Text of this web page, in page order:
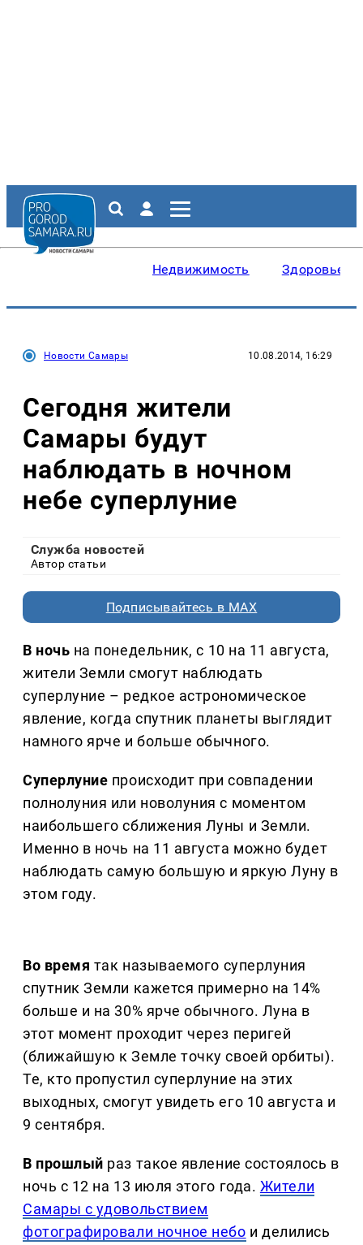
Недвижимость Здоровье
Новости Самары 10.08.2014, 16:29
Сегодня жители
Самары будут
наблюдать в ночном
небе суперлуние
Служба новостей
Автор статьи
Подписывайтесь в MAX
В ночь на понедельник, с 10 на 11 августа,
жители Земли смогут наблюдать
суперлуние – редкое астрономическое
явление, когда спутник планеты выглядит
намного ярче и больше обычного.
Суперлуние происходит при совпадении
полнолуния или новолуния с моментом
наибольшего сближения Луны и Земли.
Именно в ночь на 11 августа можно будет
наблюдать самую большую и яркую Луну в
этом году.
Во время так называемого суперлуния
спутник Земли кажется примерно на 14%
больше и на 30% ярче обычного. Луна в
этот момент проходит через перигей
(ближайшую к Земле точку своей орбиты).
Те, кто пропустил суперлуние на этих
выходных, смогут увидеть его 10 августа и
9 сентября.
В прошлый раз такое явление состоялось в
ночь с 12 на 13 июля этого года. Жители
Самары с удовольствием
фотографировали ночное небо и делились